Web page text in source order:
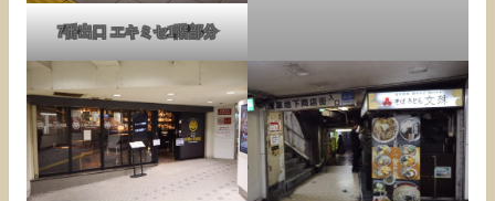
7番出口 エキミセ1階部分